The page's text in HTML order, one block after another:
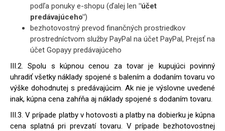
podľa ponuky e-shopu (ďalej len "účet
predávajúceho")
bezhotovostný prevod finančných prostriedkov
prostredníctvom služby PayPal na účet PayPal, Prejsť na
účet Gopayy predávajúceho
III.2. Spolu s kúpnou cenou za tovar je kupujúci povinný
uhradiť všetky náklady spojené s balením a dodaním tovaru vo
výške dohodnutej s predávajúcim. Ak nie je výslovne uvedené
inak, kúpna cena zahŕňa aj náklady spojené s dodaním tovaru.
III.3. V prípade platby v hotovosti a platby na dobierku je kúpna
cena splatná pri prevzatí tovaru. V prípade bezhotovostnej